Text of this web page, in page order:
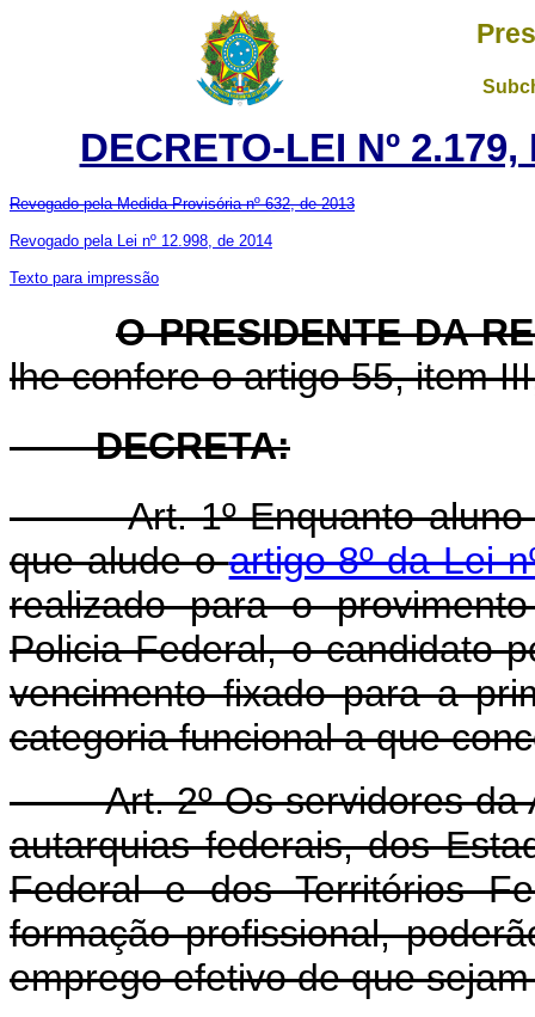
DECRETO-LEI Nº
Revogado pela Medida Provisória nº 632, de 2013
Revogado pela Lei nº 12.998, de 2014
Texto para impressão
O PRESIDENTE DA
lhe confere o artigo 55, item
DECRETA:
Art. 1º Enquanto
que alude oartigo 8º da Lei
realizado para o
Policia Federal, o candidato
vencimento fixado para a
categoria funcional a que
Art. 2º Os servidores
autarquias federais, dos
Federal e dos Territórios
formação profissional,
emprego efetivo de que